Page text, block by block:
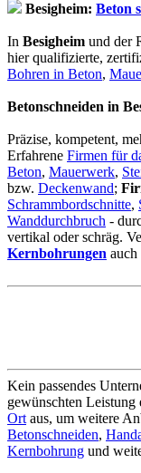
Besigheim: Beton
In Besigheim und der
hier qualifizierte,
Bohren in Beton,
Betonschneiden in
Präzise, kompetent,
Erfahrene Firmen für
Beton, Mauerwerk,
bzw. Deckenwand;
Schrammbordschnitte,
Wanddurchbruch -
vertikal oder schräg.
Kernbohrungen auch
Kein passendes
gewünschten Leistung
Ort aus, um weitere
Betonschneiden,
Kernbohrung und